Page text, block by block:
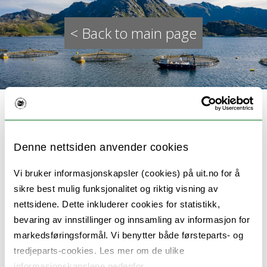
Denne nettsiden anvender cookies
Vi bruker informasjonskapsler (cookies) på uit.no for å
sikre best mulig funksjonalitet og riktig visning av
nettsidene. Dette inkluderer cookies for statistikk,
bevaring av innstillinger og innsamling av informasjon for
markedsføringsformål. Vi benytter både førsteparts- og
tredjeparts-cookies. Les mer om de ulike
< Back to main page
Centre for Research-based Innovation –
Biodegradable plastics for marine
applications